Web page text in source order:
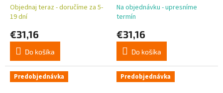
Objednaj teraz - doručíme za 5-
19 dní
€31,16
Do košíka
Freddy Cable Guys
Na objednávku - upresníme
termín
€31,16
Do košíka
Predobjednávka Predobjednávka